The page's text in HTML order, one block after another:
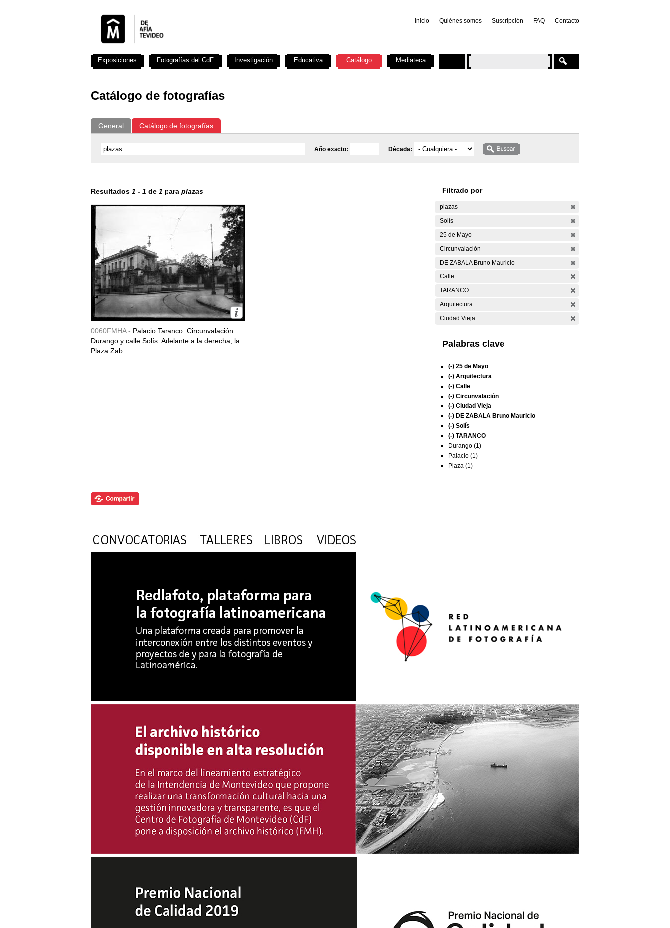
Inicio Quiénes somos Suscripción FAQ Contacto
Catálogo de fotografías
General Catálogo de fotografías
Año exacto: Década:
Resultados 1 - 1 de 1 para plazas
0060FMHA - Palacio Taranco. Circunvalación
Durango y calle Solís. Adelante a la derecha, la
Plaza Zab...
Filtrado por
plazas
Solís
25 de Mayo
Circunvalación
DE ZABALA Bruno Mauricio
Calle
TARANCO
Arquitectura
Ciudad Vieja
Palabras clave
(-) 25 de Mayo
(-) Arquitectura
(-) Calle
(-) Circunvalación
(-) Ciudad Vieja
(-) DE ZABALA Bruno Mauricio
(-) Solís
(-) TARANCO
Durango (1)
Palacio (1)
Plaza (1)
Exposiciones Fotografías del CdF Investigación Educativa Catálogo Mediateca